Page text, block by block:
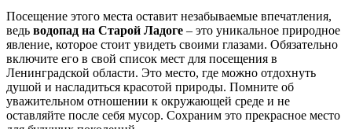
Посещение этого места оставит незабываемые впечатления,
ведь водопад на Старой Ладоге – это уникальное природное
явление, которое стоит увидеть своими глазами. Обязательно
включите его в свой список мест для посещения в
Ленинградской области. Это место, где можно отдохнуть
душой и насладиться красотой природы. Помните об
уважительном отношении к окружающей среде и не
оставляйте после себя мусор. Сохраним это прекрасное место